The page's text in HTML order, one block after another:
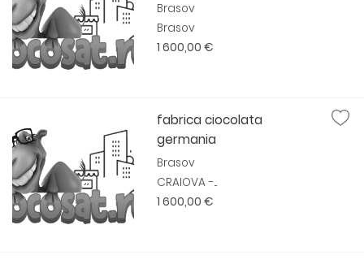
Brasov
Brasov
1 600,00 €
fabrica ciocolata
germania
Brasov
CRAIOVA -...
1 600,00 €